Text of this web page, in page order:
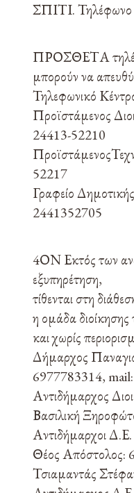
ΣΠΙΤΙ.
ΠΡΟΣΘΕΤΑ
μπορούν να
Τηλεφωνικό
Προϊστάμενος
24413-52210
52217
Γραφείο
2441352705
4ΟΝ Εκτός των
εξυπηρέτηση,
τίθενται στη
η ομάδα
και χωρίς
Δήμαρχος
6977783314,
Αντιδήμαρχος
Βασιλική
Αντιδήμαρχοι
Θέος Απόστολος:
Τσιαμαντάς